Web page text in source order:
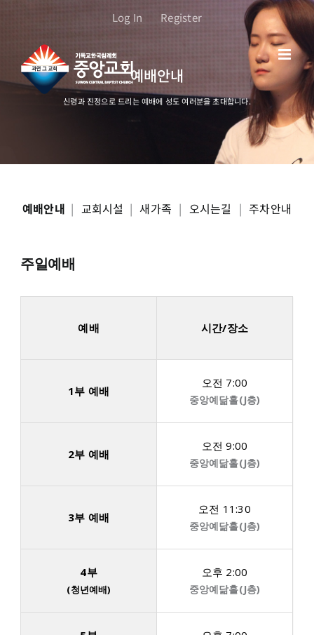
Log In Register
예배안내
신령과 진정으로 드리는 예배에 성도 여러분을 초대합니다.
예배안내 | 교회시설 | 새가족 | 오시는길 | 주차안내
주일예배
예배 시간/장소
1부 예배
오전 7:00
중앙예닮홀(J층)
2부 예배
오전 9:00
중앙예닮홀(J층)
3부 예배
오전 11:30
중앙예닮홀(J층)
4부
(청년예배)
오후 2:00
중앙예닮홀(J층)